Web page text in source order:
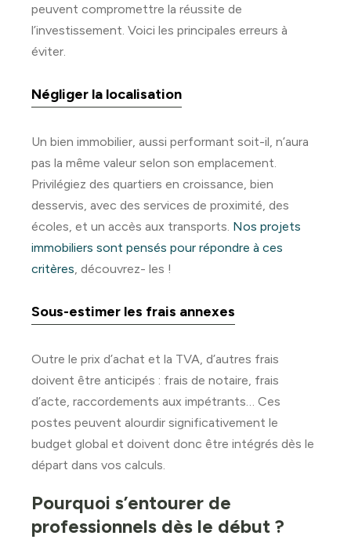
peuvent compromettre la réussite de
l’investissement. Voici les principales erreurs à
éviter.
Négliger la localisation
Un bien immobilier, aussi performant soit-il, n’aura
pas la même valeur selon son emplacement.
Privilégiez des quartiers en croissance, bien
desservis, avec des services de proximité, des
écoles, et un accès aux transports. Nos projets
immobiliers sont pensés pour répondre à ces
critères, découvrez- les !
Sous-estimer les frais annexes
Outre le prix d’achat et la TVA, d’autres frais
doivent être anticipés : frais de notaire, frais
d’acte, raccordements aux impétrants… Ces
postes peuvent alourdir significativement le
budget global et doivent donc être intégrés dès le
départ dans vos calculs.
Pourquoi s’entourer de
professionnels dès le début ?